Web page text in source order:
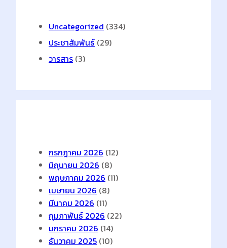
Uncategorized (334)
ประชาสัมพันธ์ (29)
วารสาร (3)
กรกฎาคม 2026 (12)
มิถุนายน 2026 (8)
พฤษภาคม 2026 (11)
เมษายน 2026 (8)
มีนาคม 2026 (11)
กุมภาพันธ์ 2026 (22)
มกราคม 2026 (14)
ธันวาคม 2025 (10)